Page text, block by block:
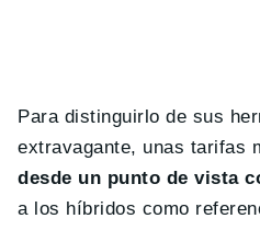
Para distinguirlo de sus
extravagante, unas tarifas
desde un punto de vista
a los híbridos como